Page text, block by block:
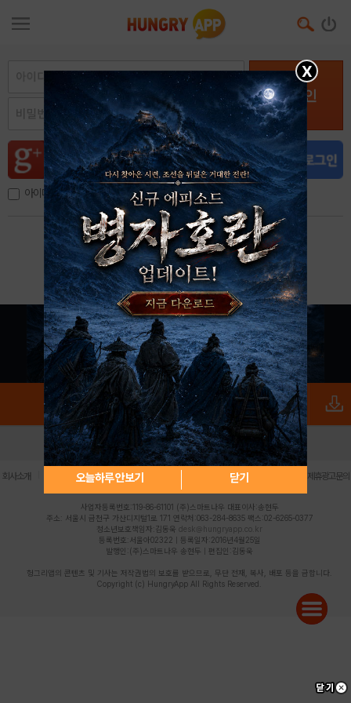
로그인
아이디, 이메일 저장
아이디 / 비밀번호 찾기 회원가입
X
오늘하루 안보기 닫기
로그인 PC버전 전체앱
회사소개 | 개인정보 처리방침 불법촬영물 신고센터 제휴광고문의
사업자등록번호:119-86-61101 (주)스마트나우 대표이사:송현두
주소: 서울시 금천구 가산디지털1로 171 연락처:063-284-8635 팩스:02-6265-0377
청소년보호책임자:김동욱 desk@hungryapp.co.kr
등록번호:서울아02322 | 등록일자:2016년4월25일
발행인:(주)스마트나우 송현두 | 편집인:김동욱
헝그리앱의 콘텐츠 및 기사는 저작권법의 보호를 받으므로, 무단 전재, 복사, 배포 등을 금합니다.
Copyright (c) HungryApp All Rights Reserved.